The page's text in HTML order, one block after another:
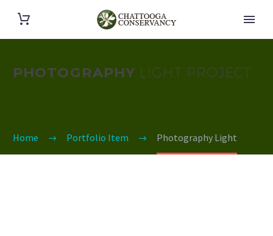
PHOTOGRAPHY LIGHT PROJECT
Home Portfolio Item Photography Light